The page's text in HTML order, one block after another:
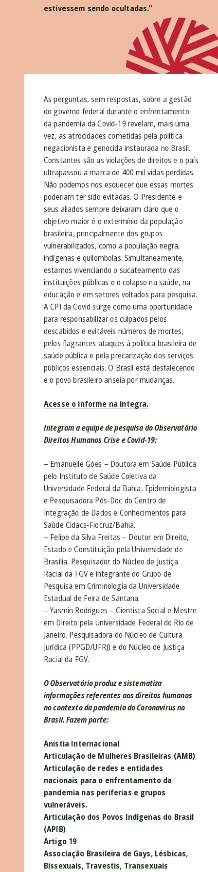
estivessem sendo ocultadas.”
As perguntas, sem respostas, sobre a gestão
do governo federal durante o enfrentamento
da pandemia da Covid-19 revelam, mais uma
vez, as atrocidades cometidas pela política
negacionista e genocida instaurada no Brasil.
Constantes são as violações de direitos e o país
ultrapassou a marca de 400 mil vidas perdidas.
Não podemos nos esquecer que essas mortes
poderiam ter sido evitadas. O Presidente e
seus aliados sempre deixaram claro que o
objetivo maior é o extermínio da população
brasileira, principalmente dos grupos
vulnerabilizados, como a população negra,
indígenas e quilombolas. Simultaneamente,
estamos vivenciando o sucateamento das
instituições públicas e o colapso na saúde, na
educação e em setores voltados para pesquisa.
A CPI da Covid surge como uma oportunidade
para responsabilizar os culpados pelos
descabidos e evitáveis números de mortes,
pelos flagrantes ataques à política brasileira de
saúde pública e pela precarização dos serviços
públicos essenciais. O Brasil está desfalecendo
e o povo brasileiro anseia por mudanças.
Acesse o informe na íntegra.
Integram a equipe de pesquisa do Observatório
Direitos Humanos Crise e Covid-19:
– Emanuelle Góes – Doutora em Saúde Pública
pelo Instituto de Saúde Coletiva da
Universidade Federal da Bahia, Epidemiologista
e Pesquisadora Pós-Doc do Centro de
Integração de Dados e Conhecimentos para
Saúde Cidacs-Fiocruz/Bahia.
– Felipe da Silva Freitas – Doutor em Direito,
Estado e Constituição pela Universidade de
Brasília. Pesquisador do Núcleo de Justiça
Racial da FGV e integrante do Grupo de
Pesquisa em Criminologia da Universidade
Estadual de Feira de Santana.
– Yasmin Rodrigues – Cientista Social e Mestre
em Direito pela Universidade Federal do Rio de
Janeiro. Pesquisadora do Núcleo de Cultura
Jurídica (PPGD/UFRJ) e do Núcleo de Justiça
Racial da FGV.
O Observatório produz e sistematiza
informações referentes aos direitos humanos
no contexto da pandemia do Coronavírus no
Brasil. Fazem parte:
Anistia Internacional
Articulação de Mulheres Brasileiras (AMB)
Articulação de redes e entidades
nacionais para o enfrentamento da
pandemia nas periferias e grupos
vulneráveis.
Articulação dos Povos Indígenas do Brasil
(APIB)
Artigo 19
Associação Brasileira de Gays, Lésbicas,
Bissexuais, Travestis, Transexuais